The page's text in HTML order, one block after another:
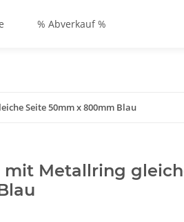
% Abverkauf %
Seite 50mm x 800mm Blau
Metallring